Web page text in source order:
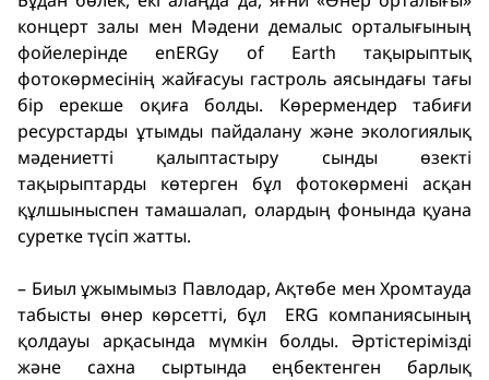
концерт залы мен Мәдени демалыс орталығының
фойелерінде enERGy of Earth тақырыптық
фотокөрмесінің жайғасуы гастроль аясындағы тағы
бір ерекше оқиға болды. Көрермендер табиғи
ресурстарды ұтымды пайдалану және экологиялық
мәдениетті қалыптастыру сынды өзекті
тақырыптарды көтерген бұл фотокөрмені асқан
құлшыныспен тамашалап, олардың фонында қуана
суретке түсіп жатты.
– Биыл ұжымымыз Павлодар, Ақтөбе мен Хромтауда
табысты өнер көрсетті, бұл ERG компаниясының
қолдауы арқасында мүмкін болды. Әртістерімізді
және сахна сыртында еңбектенген барлық